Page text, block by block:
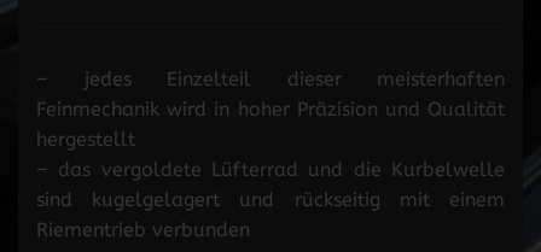
– jedes Einzelteil dieser meisterhaften
Feinmechanik wird in hoher Präzision und Qualität
hergestellt
– das vergoldete Lüfterrad und die Kurbelwelle
sind kugelgelagert und rückseitig mit einem
Riementrieb verbunden